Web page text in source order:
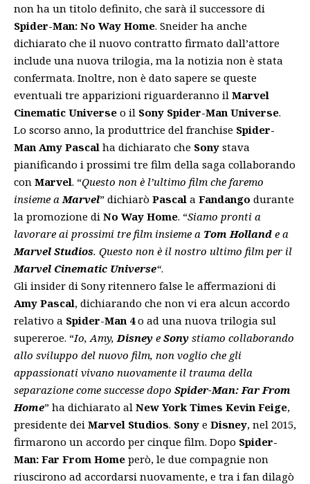
non ha un titolo definito, che sarà il successore di
Spider-Man: No Way Home. Sneider ha anche
dichiarato che il nuovo contratto firmato dall’attore
include una nuova trilogia, ma la notizia non è stata
confermata. Inoltre, non è dato sapere se queste
eventuali tre apparizioni riguarderanno il Marvel
Cinematic Universe o il Sony Spider-Man Universe.
Lo scorso anno, la produttrice del franchise Spider-
Man Amy Pascal ha dichiarato che Sony stava
pianificando i prossimi tre film della saga collaborando
con Marvel. “Questo non è l’ultimo film che faremo
insieme a Marvel” dichiarò Pascal a Fandango durante
la promozione di No Way Home. “Siamo pronti a
lavorare ai prossimi tre film insieme a Tom Holland e a
Marvel Studios. Questo non è il nostro ultimo film per il
Marvel Cinematic Universe“.
Gli insider di Sony ritennero false le affermazioni di
Amy Pascal, dichiarando che non vi era alcun accordo
relativo a Spider-Man 4o ad una nuova trilogia sul
supereroe. “Io, Amy, Disney e Sony stiamo collaborando
allo sviluppo del nuovo film, non voglio che gli
appassionati vivano nuovamente il trauma della
separazione come successe dopo Spider-Man: Far From
Home” ha dichiarato al New York Times Kevin Feige,
presidente dei Marvel Studios. Sony e Disney, nel 2015,
firmarono un accordo per cinque film. Dopo Spider-
Man: Far From Home però, le due compagnie non
riuscirono ad accordarsi nuovamente, e tra i fan dilagò